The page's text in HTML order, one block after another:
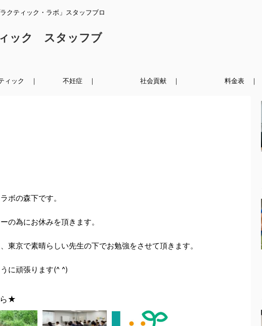
クティック・ラボ」スタッフブロ
ック スタッフブ
ィック ｜ 不妊症 ｜ 社会貢献 ｜ 料金表 ｜
ボの森下です。
の為にお休みを頂きます。
東京で素晴らしい先生の下でお勉強をさせて頂きます。
に頑張ります(^ ^)
★